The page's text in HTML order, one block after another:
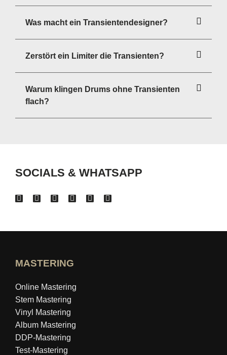
Was macht ein Transientendesigner?
Zerstört ein Limiter die Transienten?
Warum klingen Drums ohne Transienten
flach?
SOCIALS & WHATSAPP
MASTERING
Online Mastering
Stem Mastering
Vinyl Mastering
Album Mastering
DDP-Mastering
Test-Mastering